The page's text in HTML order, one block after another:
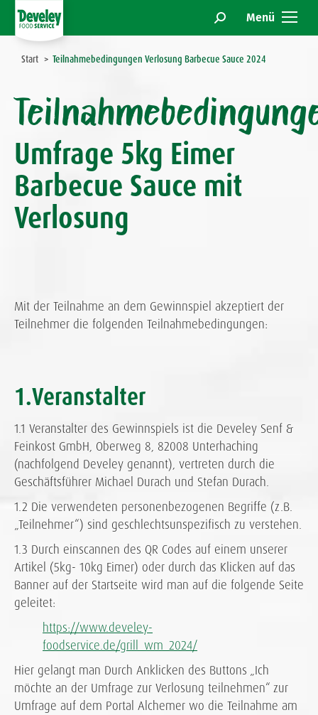
Menü
Search:
Sie befinden sich hier:
Start Teilnahmebedingungen Verlosung Barbecue Sauce 2024
Umfrage 5kg Eimer
Barbecue Sauce mit
Verlosung
Mit der Teilnahme an dem Gewinnspiel akzeptiert der
Teilnehmer die folgenden Teilnahmebedingungen:
1.Veranstalter
1.1 Veranstalter des Gewinnspiels ist die Develey Senf &
Feinkost GmbH, Oberweg 8, 82008 Unterhaching
(nachfolgend Develey genannt), vertreten durch die
Geschäftsführer Michael Durach und Stefan Durach.
1.2 Die verwendeten personenbezogenen Begriffe (z.B.
„Teilnehmer“) sind geschlechtsunspezifisch zu verstehen.
1.3 Durch einscannen des QR Codes auf einem unserer
Artikel (5kg- 10kg Eimer) oder durch das Klicken auf das
Banner auf der Startseite wird man auf die folgende Seite
geleitet:
https://www.develey-
foodservice.de/grill_wm_2024/
Hier gelangt man Durch Anklicken des Buttons „Ich
möchte an der Umfrage zur Verlosung teilnehmen“ zur
Umfrage auf dem Portal Alchemer wo die Teilnahme am